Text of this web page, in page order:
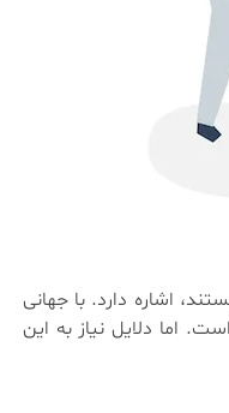
اشاره دارد. با جهانی
اما دلایل نیاز به این